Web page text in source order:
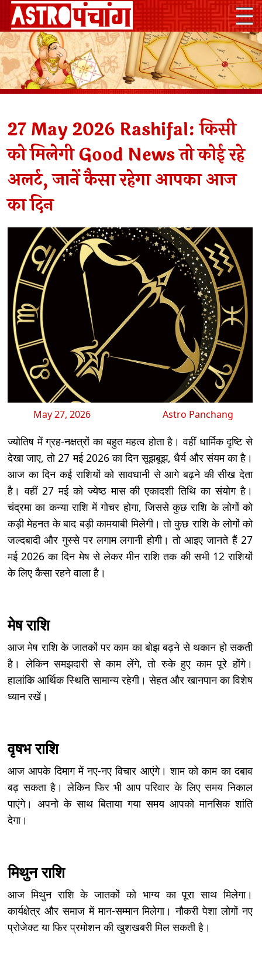
27 May 2026 Rashifal: किसी
को मिलेगी Good News तो कोई रहे
अलर्ट, जानें कैसा रहेगा आपका आज
का दिन
May 27, 2026 Astro Panchang
ज्योतिष में ग्रह-नक्षत्रों का बहुत महत्व होता है। वहीं धार्मिक दृष्टि से
देखा जाए, तो 27 मई 2026 का दिन सूझबूझ, धैर्य और संयम का है।
आज का दिन कई राशियों को सावधानी से आगे बढ़ने की सीख देता
है। वहीं 27 मई को ज्येष्ठ मास की एकादशी तिथि का संयोग है।
चंद्रमा का कन्या राशि में गोचर होगा, जिससे कुछ राशि के लोगों को
कड़ी मेहनत के बाद बड़ी कामयाबी मिलेगी। तो कुछ राशि के लोगों को
जल्दबादी और गुस्से पर लगाम लगानी होगी। तो आइए जानते हैं 27
मई 2026 का दिन मेष से लेकर मीन राशि तक की सभी 12 राशियों
के लिए कैसा रहने वाला है।
मेष राशि
आज मेष राशि के जातकों पर काम का बोझ बढ़ने से थकान हो सकती
है। लेकिन समझदारी से काम लेंगे, तो रुके हुए काम पूरे होंगे।
हालांकि आर्थिक स्थिति सामान्य रहेगी। सेहत और खानपान का विशेष
ध्यान रखें।
वृषभ राशि
आज आपके दिमाग में नए-नए विचार आएंगे। शाम को काम का दबाव
बढ़ सकता है। लेकिन फिर भी आप परिवार के लिए समय निकाल
पाएंगे। अपनो के साथ बिताया गया समय आपको मानसिक शांति
देगा।
मिथुन राशि
आज मिथुन राशि के जातकों को भाग्य का पूरा साथ मिलेगा।
कार्यक्षेत्र और समाज में मान-सम्मान मिलेगा। नौकरी पेशा लोगों नए
प्रोजेक्ट या फिर प्रमोशन की खुशखबरी मिल सकती है।